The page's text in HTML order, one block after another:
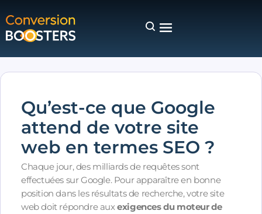
Qu’est-ce que Google
attend de votre site
web en termes SEO ?
Chaque jour, des milliards de requêtes sont
effectuées sur Google. Pour apparaître en bonne
position dans les résultats de recherche, votre site
web doit répondre auxexigences du moteur de